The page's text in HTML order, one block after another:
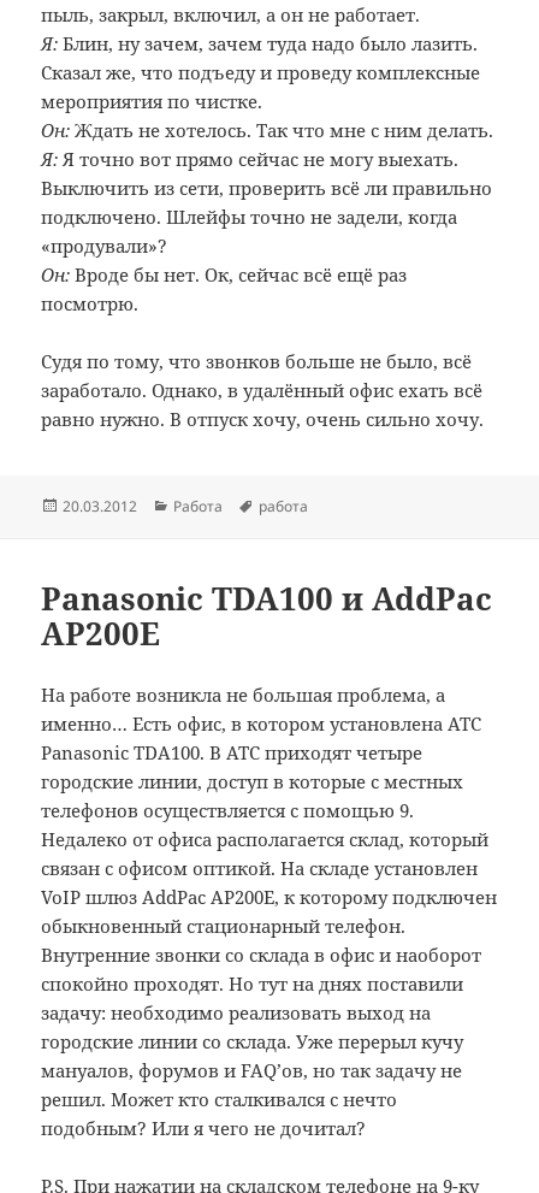
пыль, закрыл, включил, а он не работает.
Я: Блин, ну зачем, зачем туда надо было лазить.
Сказал же, что подъеду и проведу комплексные
мероприятия по чистке.
Он: Ждать не хотелось. Так что мне с ним делать.
Я: Я точно вот прямо сейчас не могу выехать.
Выключить из сети, проверить всё ли правильно
подключено. Шлейфы точно не задели, когда
«продували»?
Он: Вроде бы нет. Ок, сейчас всё ещё раз
посмотрю.
Судя по тому, что звонков больше не было, всё
заработало. Однако, в удалённый офис ехать всё
равно нужно. В отпуск хочу, очень сильно хочу.
Опубликовано
20.03.2012 Рубрики
Работа Метки
работа
Panasonic TDA100 и AddPac
AP200E
На работе возникла не большая проблема, а
именно… Есть офис, в котором установлена АТС
Panasonic TDA100. В АТС приходят четыре
городские линии, доступ в которые с местных
телефонов осуществляется с помощью 9.
Недалеко от офиса располагается склад, который
связан с офисом оптикой. На складе установлен
VoIP шлюз AddPac AP200E, к которому подключен
обыкновенный стационарный телефон.
Внутренние звонки со склада в офис и наоборот
спокойно проходят. Но тут на днях поставили
задачу: необходимо реализовать выход на
городские линии со склада. Уже перерыл кучу
мануалов, форумов и FAQ’ов, но так задачу не
решил. Может кто сталкивался с нечто
подобным? Или я чего не дочитал?
P.S. При нажатии на складском телефоне на 9-ку